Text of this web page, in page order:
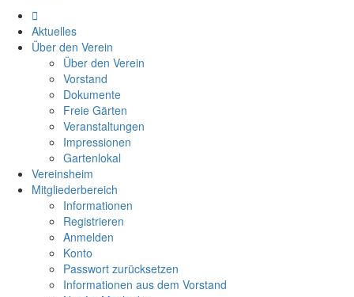
Aktuelles
Über den Verein
Über den Verein
Vorstand
Dokumente
Freie Gärten
Veranstaltungen
Impressionen
Gartenlokal
Vereinsheim
Mitgliederbereich
Informationen
Registrieren
Anmelden
Konto
Passwort zurücksetzen
Informationen aus dem Vorstand